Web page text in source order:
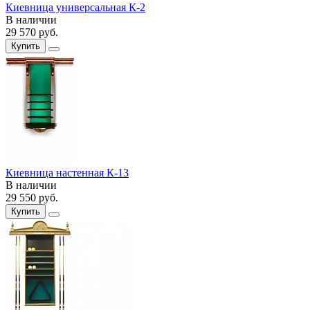
Киевница универсальная К-2
В наличии
29 570 руб.
Купить
Киевница настенная К-13
В наличии
29 550 руб.
Купить